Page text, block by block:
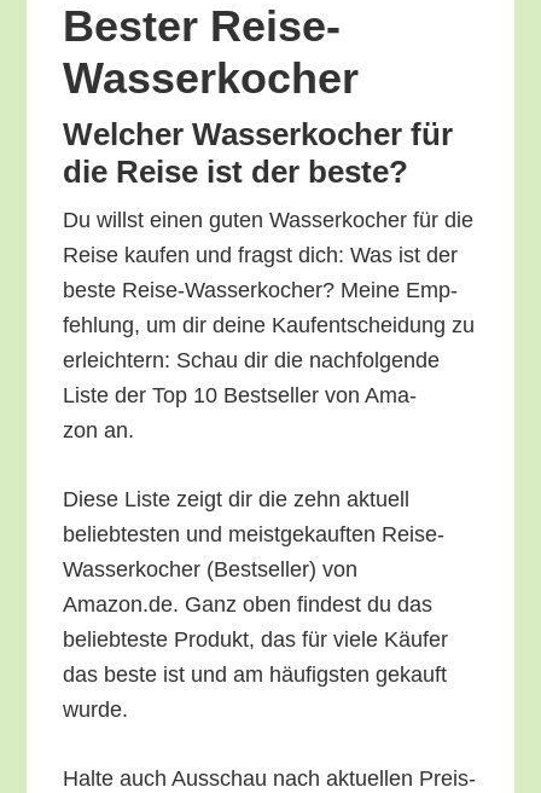
Bes­ter Reise-
Wasserkocher
Wel­cher Was­ser­ko­cher für
die Rei­se ist der beste?
Du willst einen guten Was­ser­ko­cher für die
Rei­se kau­fen und fragst dich: Was ist der
bes­te Rei­se-Was­ser­ko­cher? Mei­ne Emp­
feh­lung, um dir dei­ne Kauf­ent­schei­dung zu
erleich­tern: Schau dir die nach­fol­gen­de
Lis­te der Top 10 Best­sel­ler von Ama­
zon an.
Die­se Lis­te zeigt dir die zehn aktu­ell
belieb­tes­ten und meist­ge­kauf­ten Rei­se-
Was­ser­ko­cher (Best­sel­ler) von
Amazon.de. Ganz oben fin­dest du das
belieb­tes­te Pro­dukt, das für vie­le Käu­fer
das bes­te ist und am häu­figs­ten gekauft
wurde.
Hal­te auch Aus­schau nach aktu­el­len Preis­